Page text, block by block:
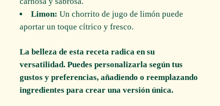
Limon: Un chorrito de jugo de limón puede
aportar un toque cítrico y fresco.
La belleza de esta receta radica en su
versatilidad. Puedes personalizarla según tus
gustos y preferencias, añadiendo o reemplazando
ingredientes para crear una versión única.